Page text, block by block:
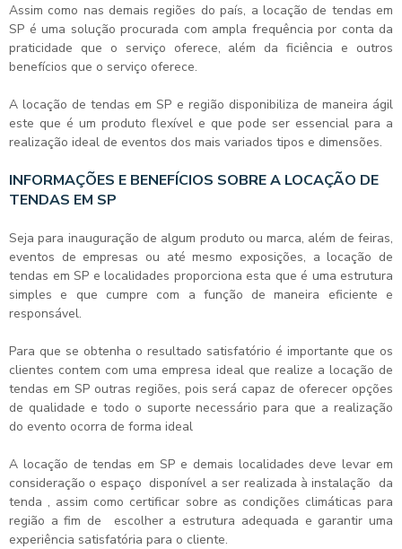
Assim como nas demais regiões do país, a locação de tendas em
SP é uma solução procurada com ampla frequência por conta da
praticidade que o serviço oferece, além da ficiência e outros
benefícios que o serviço oferece.
Alocação de tendas em SP e região disponibiliza de maneira ágil
este que é um produto flexível e que pode ser essencial para a
realização ideal de eventos dos mais variados tipos e dimensões.
INFORMAÇÕES E BENEFÍCIOS SOBRE A LOCAÇÃO DE
TENDAS EM SP
Seja para inauguração de algum produto ou marca, além de feiras,
eventos de empresas ou até mesmo exposições, alocação de
tendas em SP e localidades proporciona esta que é uma estrutura
simples e que cumpre com a função de maneira eficiente e
responsável.
Para que se obtenha o resultado satisfatório é importante que os
clientes contem com uma empresa ideal que realize a locação de
tendas em SPoutras regiões, pois será capaz de oferecer opções
de qualidade e todo o suporte necessário para que a realização
do evento ocorra de forma ideal
A locação de tendas em SP e demais localidades deve levar em
consideração o espaço disponível a ser realizada à instalação da
tenda , assim como certificar sobre as condições climáticas para
região a fim de escolher a estrutura adequada e garantir uma
experiência satisfatória para o cliente.